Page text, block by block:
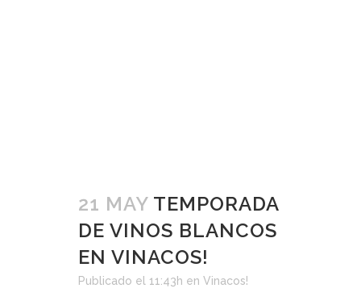
21 MAY TEMPORADA
DE VINOS BLANCOS
EN VINACOS!
Publicado el 11:43h en Vinacos!